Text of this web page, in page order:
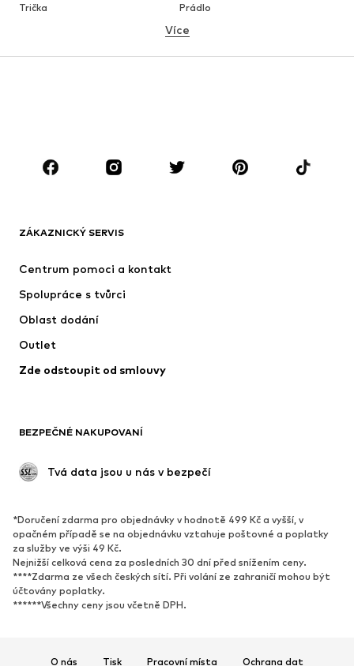
Trička
Prádlo
Košile
OBLEČENÍ
Bundy
Obleky & saka
Plavky
Příležitosti
Upcyklace
Nové
Kotníkové boty & kozačky
Polobotky
SPORT
Sportovní oblečení
Druhy sportů
Sportovní boty
Více
ZÁKAZNICKÝ SERVIS
Centrum pomoci a kontakt
Spolupráce s tvůrci
Oblast dodání
Outlet
Zde odstoupit od smlouvy
BEZPEČNÉ NAKUPOVANÍ
Tvá data jsou u nás v bezpečí
*Doručení zdarma pro objednávky v hodnotě 499 Kč a vyšší, v
opačném případě se na objednávku vztahuje poštovné a poplatky
za služby ve výši 49 Kč.
Nejnižší celková cena za posledních 30 dní před snížením ceny.
****Zdarma ze všech českých sítí. Při volání ze zahraničí mohou být
účtovány poplatky.
******Všechny ceny jsou včetně DPH.
O nás Tisk Pracovní místa Ochrana dat